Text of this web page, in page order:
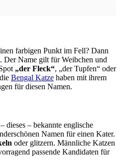
farbigen Punkt im Fell? Dann
Der Name gilt für Weibchen und
„der Fleck“, „der Tupfen“ oder
Bengal Katze haben mit ihrem
für diesen Namen.
– bekannte englische
Namen für einen Kater.
oder glitzern. Männliche Katzen
passende Kandidaten für